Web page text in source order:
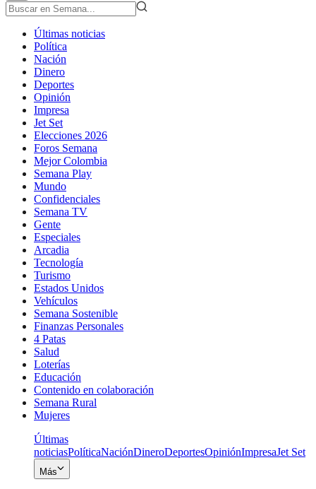
Últimas noticias
Política
Nación
Dinero
Deportes
Opinión
Impresa
Jet Set
Elecciones 2026
Foros Semana
Mejor Colombia
Semana Play
Mundo
Confidenciales
Semana TV
Gente
Especiales
Arcadia
Tecnología
Turismo
Estados Unidos
Vehículos
Semana Sostenible
Finanzas Personales
4 Patas
Salud
Loterías
Educación
Contenido en colaboración
Semana Rural
Mujeres
Últimas
noticiasPolíticaNaciónDineroDeportesOpiniónImpresaJet Set
Más